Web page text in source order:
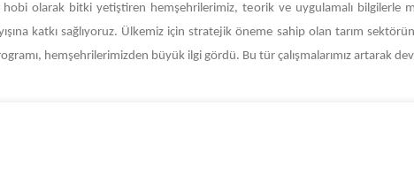
olarak bitki yetiştiren hemşehrilerimiz, teorik ve uygulamalı bilgilerle
katkı sağlıyoruz. Ülkemiz için stratejik öneme sahip olan tarım
hemşehrilerimizden büyük ilgi gördü. Bu tür çalışmalarımız artarak